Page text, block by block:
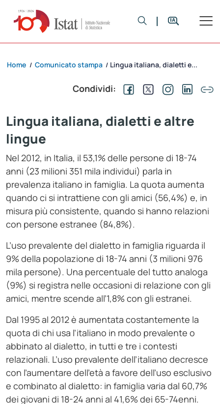
Home / Comunicato stampa / Lingua italiana, dialetti e...
Condividi:
Lingua italiana, dialetti e altre
lingue
Nel 2012, in Italia, il 53,1% delle persone di 18-74
anni (23 milioni 351 mila individui) parla in
prevalenza italiano in famiglia. La quota aumenta
quando ci si intrattiene con gli amici (56,4%) e, in
misura più consistente, quando si hanno relazioni
con persone estranee (84,8%).
L’uso prevalente del dialetto in famiglia riguarda il
9% della popolazione di 18-74 anni (3 milioni 976
mila persone). Una percentuale del tutto analoga
(9%) si registra nelle occasioni di relazione con gli
amici, mentre scende all’1,8% con gli estranei.
Dal 1995 al 2012 è aumentata costantemente la
quota di chi usa l’italiano in modo prevalente o
abbinato al dialetto, in tutti e tre i contesti
relazionali. L’uso prevalente dell’italiano decresce
con l’aumentare dell’età a favore dell’uso esclusivo
e combinato al dialetto: in famiglia varia dal 60,7%
dei giovani di 18-24 anni al 41,6% dei 65-74enni.